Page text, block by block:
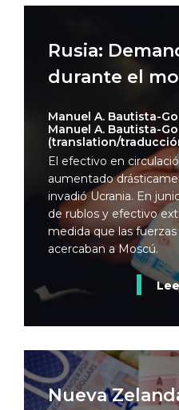
Rusia:
durante el
Manuel A. Bautista-
Manuel A. Bautista-
(translation/
El efectivo en
aumentado
invadió Ucrania. En
de rublos y efectivo
medida que las
acercaban a Moscú.
Nueva